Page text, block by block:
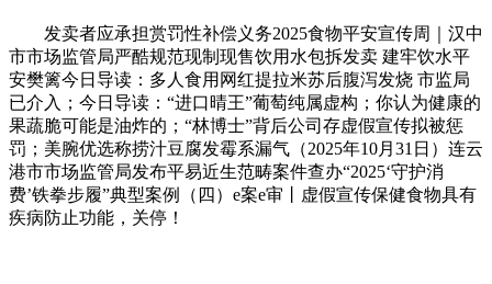
发卖者应承担赏罚性补偿义务2025食物平安宣传周｜汉中
市市场监管局严酷规范现制现售饮用水包拆发卖 建牢饮水平
安樊篱今日导读：多人食用网红提拉米苏后腹泻发烧 市监局
已介入；今日导读：“进口晴王”葡萄纯属虚构；你认为健康的
果蔬脆可能是油炸的；“林博士”背后公司存虚假宣传拟被惩
罚；美腕优选称捞汁豆腐发霉系漏气（2025年10月31日）连云
港市市场监管局发布平易近生范畴案件查办“2025‘守护消
费’铁拳步履”典型案例（四）e案e审丨虚假宣传保健食物具有
疾病防止功能，关停！